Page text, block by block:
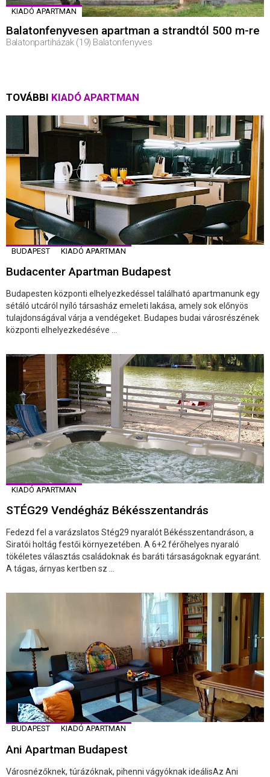
KIADÓ APARTMAN
Balatonfenyvesen apartman a strandtól 500 m-re
Balatonpartiházak (19) Balatonfenyves
TOVÁBBI KIADÓ APARTMAN
BUDAPEST KIADÓ APARTMAN
Budacenter Apartman Budapest
Budapesten központi elhelyezkedéssel található apartmanunk egy
sétáló utcáról nyíló társasház emeleti lakása, amely sok előnyös
tulajdonságával várja a vendégeket. Budapes budai városrészének
központi elhelyezkedéséve ...
KIADÓ APARTMAN
STÉG29 Vendégház Békésszentandrás
Fedezd fel a varázslatos Stég29 nyaralót Békésszentandráson, a
Siratói holtág festői környezetében. A 6+2 férőhelyes nyaraló
tökéletes választás családoknak és baráti társaságoknak egyaránt.
A tágas, árnyas kertben sz ...
BUDAPEST KIADÓ APARTMAN
Ani Apartman Budapest
Városnézőknek, túrázóknak, pihenni vágyóknak ideálisAz Ani